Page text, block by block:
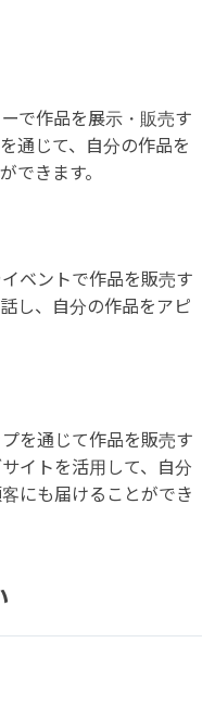
で作品を展示・販売す
通じて、自分の作品を
できます。
ベントで作品を販売す
し、自分の作品をアピ
を通じて作品を販売す
イトを活用して、自分
にも届けることができ